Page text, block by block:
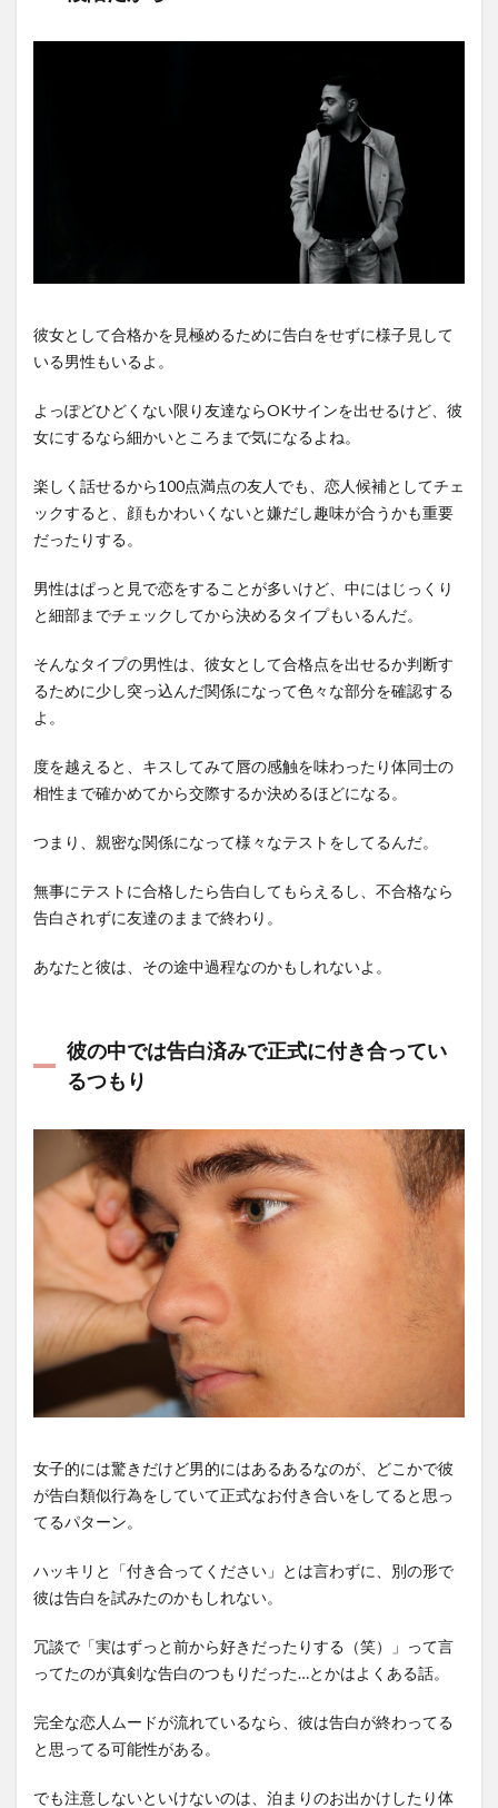
彼女として合格かを見極めるために告白をせずに様子見して
いる男性もいるよ。
よっぽどひどくない限り友達ならOKサインを出せるけど、彼
女にするなら細かいところまで気になるよね。
楽しく話せるから100点満点の友人でも、恋人候補としてチェ
ックすると、顔もかわいくないと嫌だし趣味が合うかも重要
だったりする。
男性はぱっと見で恋をすることが多いけど、中にはじっくり
と細部までチェックしてから決めるタイプもいるんだ。
そんなタイプの男性は、彼女として合格点を出せるか判断す
るために少し突っ込んだ関係になって色々な部分を確認する
よ。
度を越えると、キスしてみて唇の感触を味わったり体同士の
相性まで確かめてから交際するか決めるほどになる。
つまり、親密な関係になって様々なテストをしてるんだ。
無事にテストに合格したら告白してもらえるし、不合格なら
告白されずに友達のままで終わり。
あなたと彼は、その途中過程なのかもしれないよ。
彼の中では告白済みで正式に付き合ってい
るつもり
女子的には驚きだけど男的にはあるあるなのが、どこかで彼
が告白類似行為をしていて正式なお付き合いをしてると思っ
てるパターン。
ハッキリと「付き合ってください」とは言わずに、別の形で
彼は告白を試みたのかもしれない。
冗談で「実はずっと前から好きだったりする（笑）」って言
ってたのが真剣な告白のつもりだった…とかはよくある話。
完全な恋人ムードが流れているなら、彼は告白が終わってる
と思ってる可能性がある。
でも注意しないといけないのは、泊まりのお出かけしたり体